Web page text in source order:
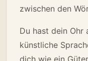
zwischen den
Du hast dein Ohr
künstliche
dich wie ein